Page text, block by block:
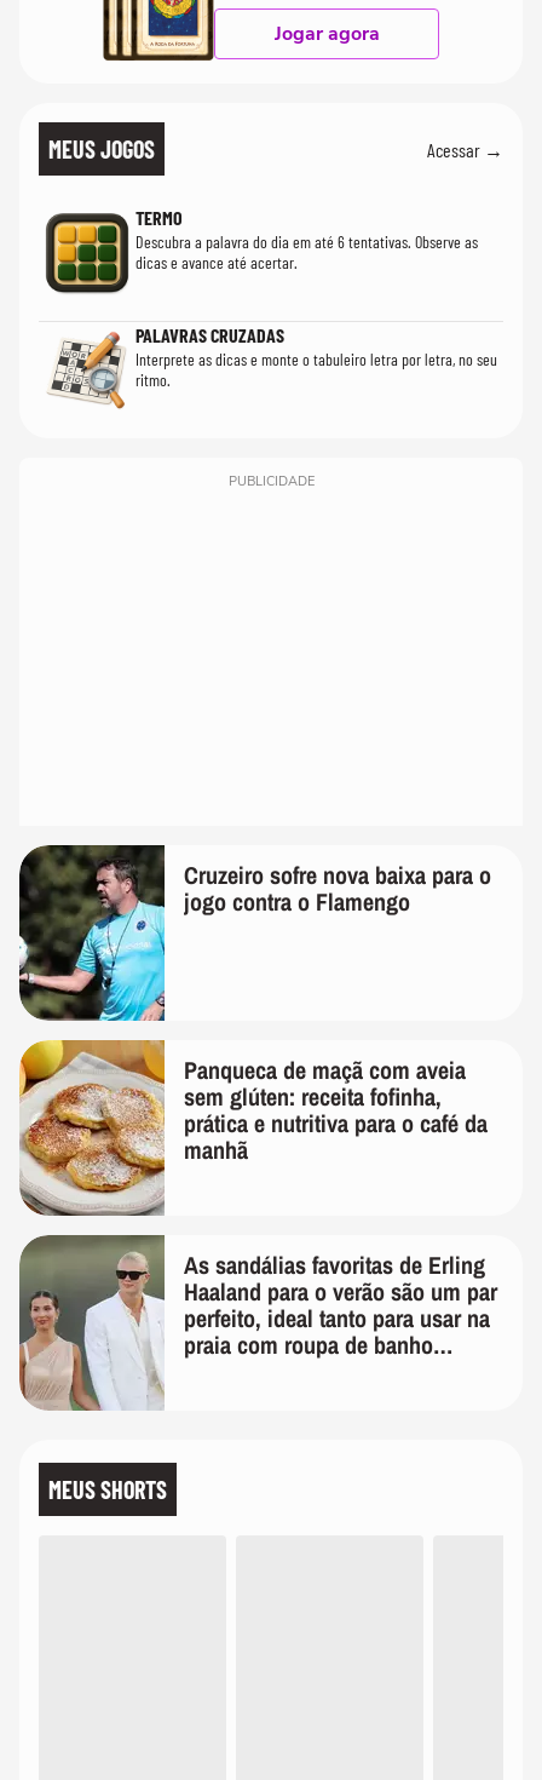
Jogar agora
MEUS JOGOS Acessar →
TERMO
Descubra a palavra do dia em até 6 tentativas. Observe as
dicas e avance até acertar.
PALAVRAS CRUZADAS
Interprete as dicas e monte o tabuleiro letra por letra, no seu
ritmo.
PUBLICIDADE
Cruzeiro sofre nova baixa para o
jogo contra o Flamengo
Panqueca de maçã com aveia
sem glúten: receita fofinha,
prática e nutritiva para o café da
manhã
As sandálias favoritas de Erling
Haaland para o verão são um par
perfeito, ideal tanto para usar na
praia com roupa de banho
MEUS SHORTS